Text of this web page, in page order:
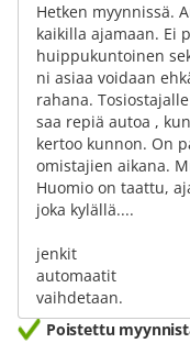
Hetken myynnissä.
kaikilla ajamaan. Ei
huippukuntoinen
ni asiaa voidaan
rahana.
saa repiä autoa ,
kertoo kunnon. On
omistajien aikana.
Huomio on taattu,
joka kylällä....
jenkit
automaatit
vaihdetaan.
Poistettu